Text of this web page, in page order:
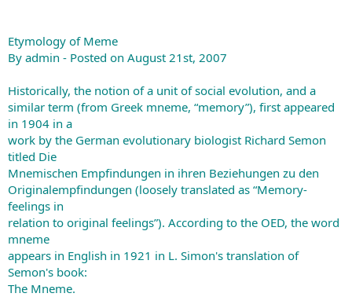
Etymology of Meme
By admin - Posted on August 21st, 2007
Historically, the notion of a unit of social evolution, and a
similar term (from Greek mneme, “memory”), first appeared
in 1904 in a
work by the German evolutionary biologist Richard Semon
titled Die
Mnemischen Empfindungen in ihren Beziehungen zu den
Originalempfindungen (loosely translated as “Memory-
feelings in
relation to original feelings”). According to the OED, the word
mneme
appears in English in 1921 in L. Simon's translation of
Semon's book:
The Mneme.